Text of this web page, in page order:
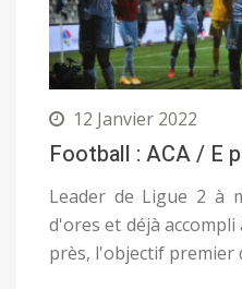
12 Janvier 2022
Football : ACA / E
Leader de Ligue 2 à
d'ores et déjà
près, l'objectif premier